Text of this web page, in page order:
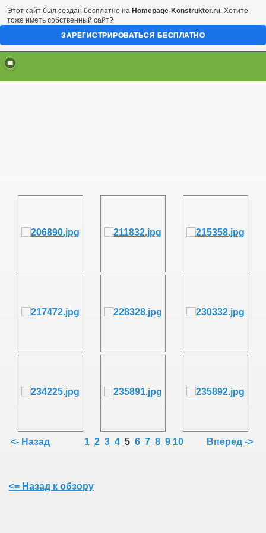
<- Назад 1 2 3 4 5 6 7 8 9 10 Вперед ->
<= Назад к обзору
Этот сайт был создан бесплатно на Homepage-Konstruktor.ru. Хотите
тоже иметь собственный сайт?
ЗАРЕГИСТРИРОВАТЬСЯ БЕСПЛАТНО